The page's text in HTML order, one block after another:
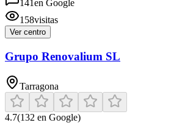
141en Google
158visitas
Ver centro
Grupo Renovalium SL
Tarragona
4.7(132 en Google)